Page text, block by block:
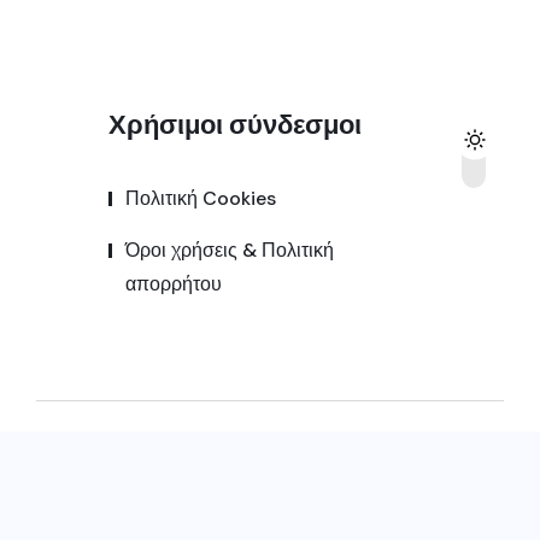
Χρήσιμοι σύνδεσμοι
Πολιτική Cookies
Όροι χρήσεις & Πολιτική
απορρήτου